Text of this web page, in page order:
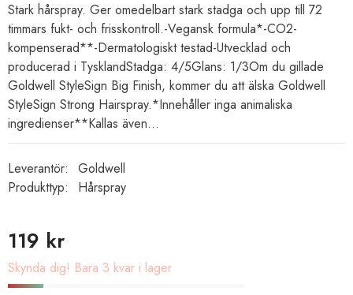
Stark hårspray. Ger omedelbart stark stadga och upp till 72
timmars fukt- och frisskontroll.-Vegansk formula*-CO2-
kompenserad**-Dermatologiskt testad-Utvecklad och
producerad i TysklandStadga: 4/5Glans: 1/3Om du gillade
Goldwell StyleSign Big Finish, kommer du att älska Goldwell
StyleSign Strong Hairspray​.*Innehåller inga animaliska
ingredienser**Kallas även...
Leverantör:
Goldwell
Produkttyp:
Hårspray
119 kr
Skynda dig! Bara 3 kvar i lager